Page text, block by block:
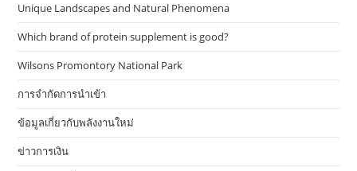
Unique Landscapes and Natural Phenomena
Which brand of protein supplement is good?
Wilsons Promontory National Park
การจำกัดการนำเข้า
ข้อมูลเกี่ยวกับพลังงานใหม่
ข่าวการเงิน